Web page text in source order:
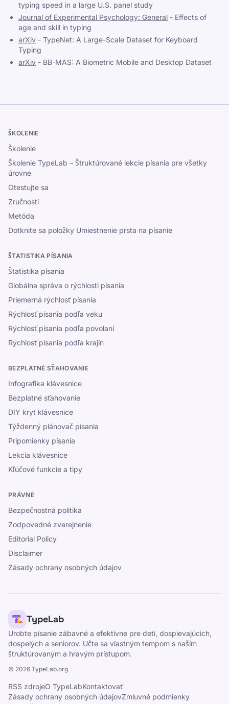
typing speed in a large U.S. panel study
Journal of Experimental Psychology: General - Effects of
age and skill in typing
arXiv - TypeNet: A Large-Scale Dataset for Keyboard
Typing
arXiv - BB-MAS: A Biometric Mobile and Desktop Dataset
ŠKOLENIE
Školenie
Školenie TypeLab – Štruktúrované lekcie písania pre všetky
úrovne
Otestujte sa
Zručnosti
Metóda
Dotknite sa položky Umiestnenie prsta na písanie
ŠTATISTIKA PÍSANIA
Štatistika písania
Globálna správa o rýchlosti písania
Priemerná rýchlosť písania
Rýchlosť písania podľa veku
Rýchlosť písania podľa povolaní
Rýchlosť písania podľa krajín
BEZPLATNÉ SŤAHOVANIE
Infografika klávesnice
Bezplatné sťahovanie
DIY kryt klávesnice
Týždenný plánovač písania
Pripomienky písania
Lekcia klávesnice
Kľúčové funkcie a tipy
PRÁVNE
Bezpečnostná politika
Zodpovedné zverejnenie
Editorial Policy
Disclaimer
Zásady ochrany osobných údajov
TypeLab
Urobte písanie zábavné a efektívne pre deti, dospievajúcich,
dospelých a seniorov. Učte sa vlastným tempom s naším
štruktúrovaným a hravým prístupom.
© 2026 TypeLab.org
RSS zdrojeO TypeLabKontaktovať
Zásady ochrany osobných údajovZmluvné podmienky